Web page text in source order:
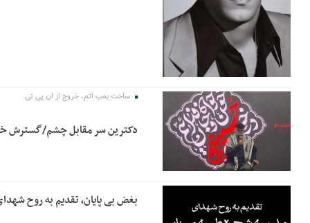
ساخت بمب اتم، خروج از ان پی تی
دکترین سر مقابل چشم/گسترش
بغض بی پایان، تقدیم به روح